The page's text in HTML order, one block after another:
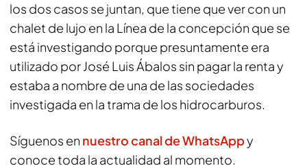
los dos casos se juntan, que tiene que ver con un
chalet de lujo en la Línea de la concepción que se
está investigando porque presuntamente era
utilizado por José Luis Ábalos sin pagar la renta y
estaba a nombre de una de las sociedades
investigada en la trama de los hidrocarburos.
Síguenos en nuestro canal de WhatsAppy
conoce toda la actualidad al momento.